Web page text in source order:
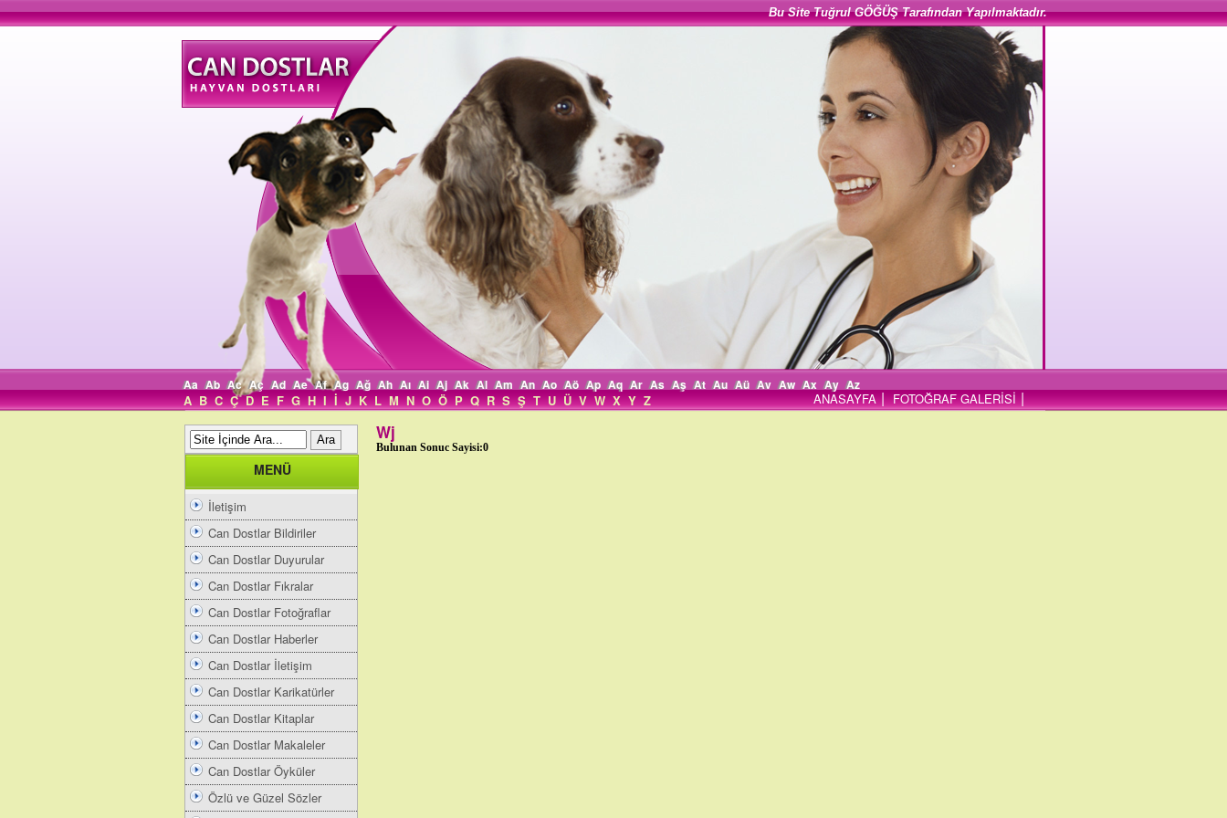
Bu Site Tuğrul GÖĞÜŞ Tarafından Yapılmaktadır.
Aa Ab Ac Aç Ad Ae Af Ag Ağ Ah Aı Ai Aj Ak Al Am An Ao Aö Ap Aq Ar As Aş At Au Aü Av Aw Ax Ay Az
A B C Ç D E F G H I İ J K L M N O Ö P Q R S Ş T U Ü V W X Y Z ANASAYFA | FOTOĞRAF GALERİSİ |
MENÜ
İletişim
Can Dostlar Bildiriler
Can Dostlar Duyurular
Can Dostlar Fıkralar
Can Dostlar Fotoğraflar
Can Dostlar Haberler
Can Dostlar İletişim
Can Dostlar Karikatürler
Can Dostlar Kitaplar
Can Dostlar Makaleler
Can Dostlar Öyküler
Özlü ve Güzel Sözler
Wj
Bulunan Sonuc Sayisi:0